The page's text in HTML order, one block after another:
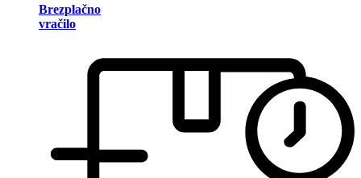
Brezplačno
vračilo